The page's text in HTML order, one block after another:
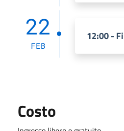
22
FEB
12:00 -
Costo